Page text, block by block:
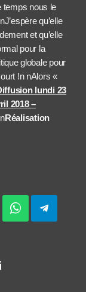
temps nous le
qu’elle
et qu’elle
pour la
globale pour
!n nAlors «
lundi 23
2018 –
nRéalisation